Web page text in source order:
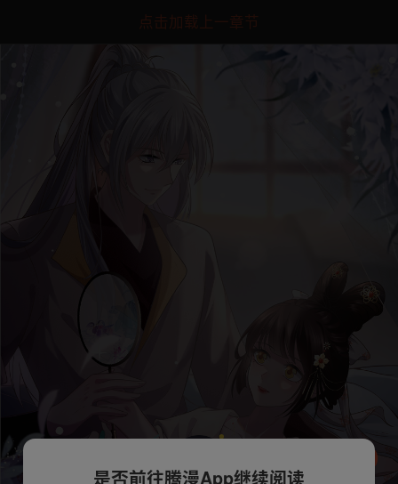
点击加载上一章节
是否前往腾漫App继续阅读